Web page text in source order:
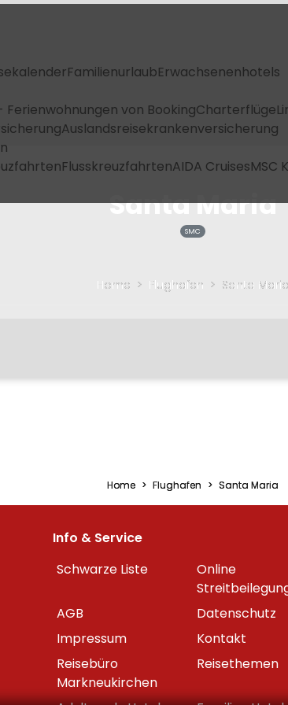
FamilienurlaubErwachsenenhotels
Ferienwohnungen von BookingCharterflüge
Auslandsreisekrankenversicherung
FlusskreuzfahrtenAIDA CruisesMSC
Santa Maria
SMC
Home Flughafen Santa Maria
Home Flughafen Santa Maria
Info & Service
Schwarze Liste
Online
AGB
Datenschutz
Impressum
Kontakt
Reisebüro
Markneukirchen
Reisethemen